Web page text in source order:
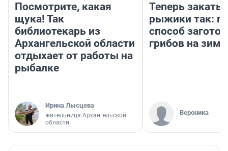
Посмотрите, какая
щука! Так
библиотекарь из
Архангельской области
отдыхает от работы на
рыбалке
Ирина Лысцева
жительница Архангельской
области
Теперь
рыжики так:
способ
грибов на зиму
Вероника